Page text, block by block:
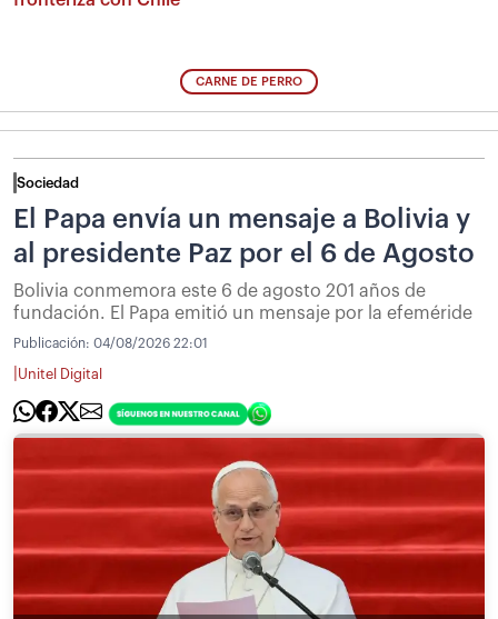
CARNE DE PERRO
Sociedad
El Papa envía un mensaje a Bolivia y
al presidente Paz por el 6 de Agosto
Bolivia conmemora este 6 de agosto 201 años de
fundación. El Papa emitió un mensaje por la efeméride
Publicación: 04/08/2026 22:01
Unitel Digital